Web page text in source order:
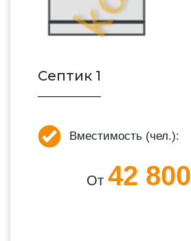
Септик 1
Вместимость (чел.):
От 42 800